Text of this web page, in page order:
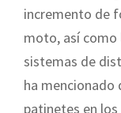
incremento de
moto, así como
sistemas de
ha mencionado
patinetes en